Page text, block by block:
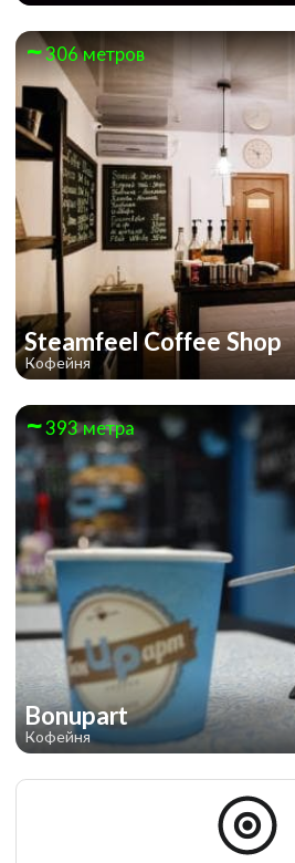
306 метров
Steamfeel Coffee Shop
Кофейня
393 метра
Bonupart
Кофейня